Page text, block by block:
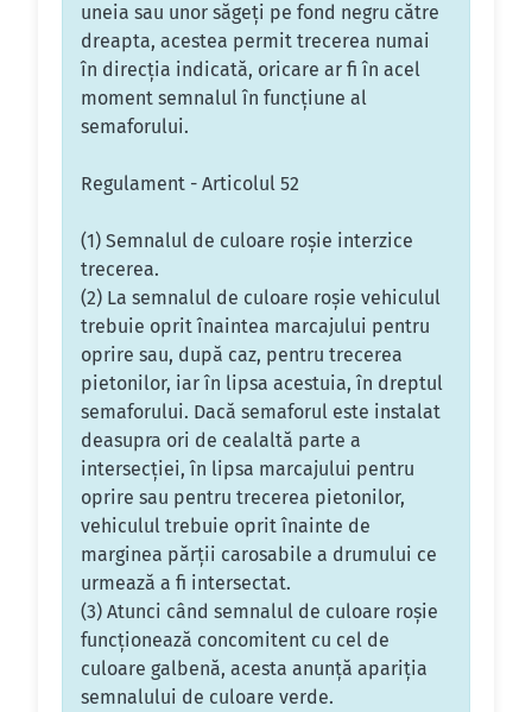
uneia sau unor săgeţi pe fond negru către
dreapta, acestea permit trecerea numai
în direcţia indicată, oricare ar fi în acel
moment semnalul în funcţiune al
semaforului.
Regulament - Articolul 52
(1) Semnalul de culoare roşie interzice
trecerea.
(2) La semnalul de culoare roşie vehiculul
trebuie oprit înaintea marcajului pentru
oprire sau, după caz, pentru trecerea
pietonilor, iar în lipsa acestuia, în dreptul
semaforului. Dacă semaforul este instalat
deasupra ori de cealaltă parte a
intersecţiei, în lipsa marcajului pentru
oprire sau pentru trecerea pietonilor,
vehiculul trebuie oprit înainte de
marginea părţii carosabile a drumului ce
urmează a fi intersectat.
(3) Atunci când semnalul de culoare roşie
funcţionează concomitent cu cel de
culoare galbenă, acesta anunţă apariţia
semnalului de culoare verde.